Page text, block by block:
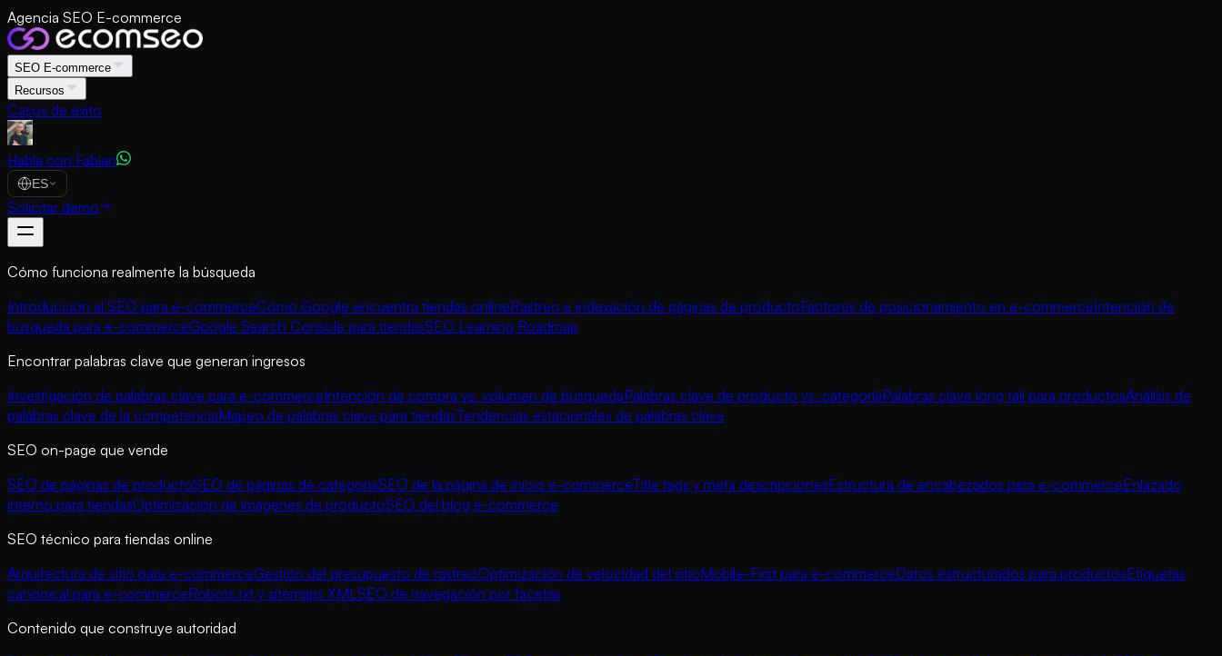
Agencia SEO E-commerce
SEO E-commerce
Recursos
Casos de éxito
Habla con Fabian
ES
Solicitar demo
Cómo funciona realmente la búsqueda
Introducción al SEO para e-commerceCómo Google encuentra tiendas onlineRastreo e indexación de páginas de productoFactores de posicionamiento en e-commerceIntención de
búsqueda para e-commerceGoogle Search Console para tiendasSEO Learning Roadmap
Encontrar palabras clave que generan ingresos
Investigación de palabras clave para e-commerceIntención de compra vs. volumen de búsquedaPalabras clave de producto vs. categoríaPalabras clave long tail para productosAnálisis de
palabras clave de la competenciaMapeo de palabras clave para tiendasTendencias estacionales de palabras clave
SEO on-page que vende
SEO de páginas de productoSEO de páginas de categoríaSEO de la página de inicio e-commerceTitle tags y meta descripcionesEstructura de encabezados para e-commerceEnlazado
interno para tiendasOptimización de imágenes de productoSEO del blog e-commerce
SEO técnico para tiendas online
Arquitectura de sitio para e-commerceGestión del presupuesto de rastreoOptimización de velocidad del sitioMobile-First para e-commerceDatos estructurados para productosEtiquetas
canonical para e-commerceRobots.txt y sitemaps XMLSEO de navegación por facetas
Contenido que construye autoridad